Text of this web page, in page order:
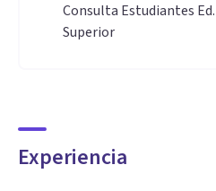
Consulta Estudiantes Ed.
Superior
Experiencia